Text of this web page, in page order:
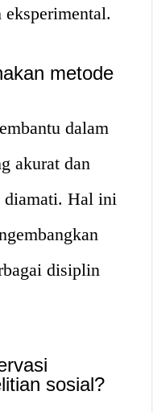
metode
dalam
akurat dan
diamati. Hal ini
disiplin
sosial?